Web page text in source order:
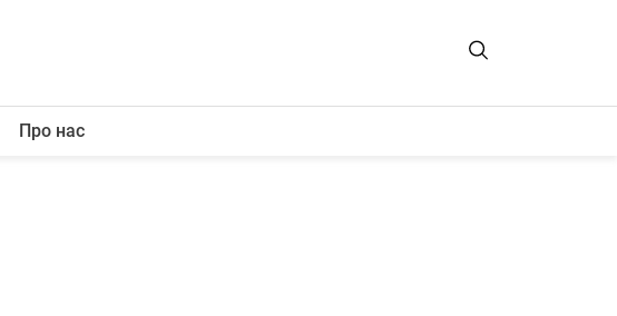
Про нас